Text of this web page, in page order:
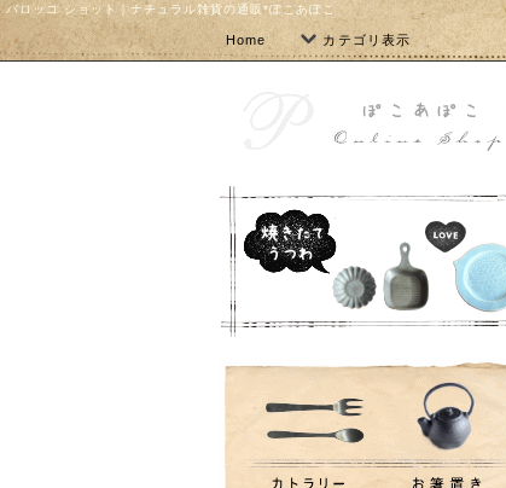
バロッコ ショット｜ナチュラル雑貨の通販*ぽこあぽこ
Home カテゴリ表示